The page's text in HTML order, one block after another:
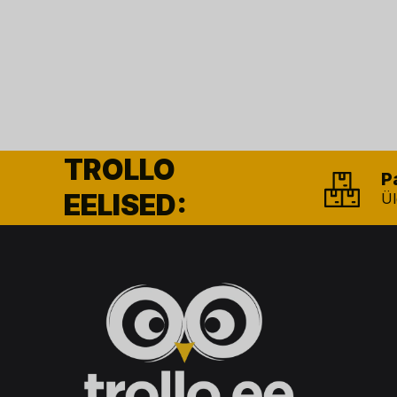
TROLLO
EELISED: